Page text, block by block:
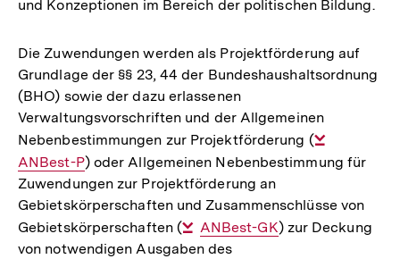
und Konzeptionen im Bereich der politischen Bildung.
Die Zuwendungen werden als Projektförderung auf
Grundlage der §§ 23, 44 der Bundeshaushaltsordnung
(BHO) sowie der dazu erlassenen
Verwaltungsvorschriften und der Allgemeinen
Nebenbestimmungen zur Projektförderung (
Link:
ANBest-P) oder Allgemeinen Nebenbestimmung für
Zuwendungen zur Projektförderung an
Gebietskörperschaften und Zusammenschlüsse von
Gebietskörperschaften (
Interner
Link:
ANBest-GK) zur Deckung
von notwendigen Ausgaben des